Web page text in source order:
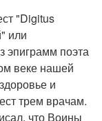
"Digitus
или
эпиграмм поэта
веке нашей
и
трем врачам.
что Воины